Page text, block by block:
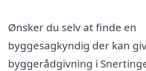
Ønsker du selv at finde en
byggesagkyndig der kan
byggerådgivning i